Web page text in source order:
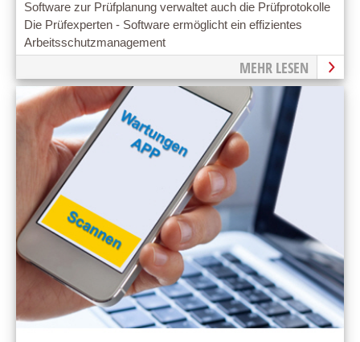
Software zur Prüfplanung verwaltet auch die Prüfprotokolle
Die Prüfexperten - Software ermöglicht ein effizientes
Arbeitsschutzmanagement
MEHR LESEN